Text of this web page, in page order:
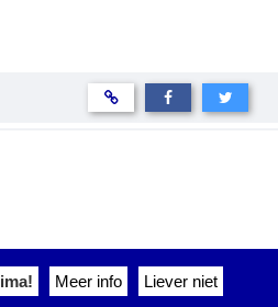
Meer info Liever niet